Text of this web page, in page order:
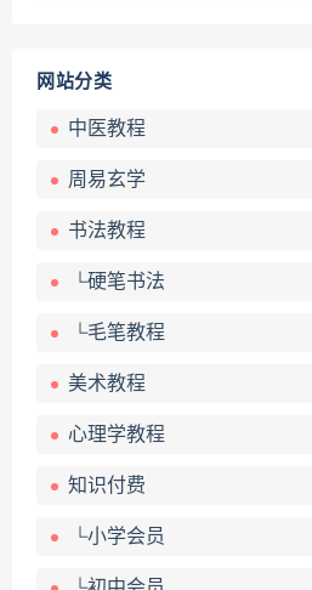
网站分类
中医教程
周易玄学
书法教程
└硬笔书法
└毛笔教程
美术教程
心理学教程
知识付费
└小学会员